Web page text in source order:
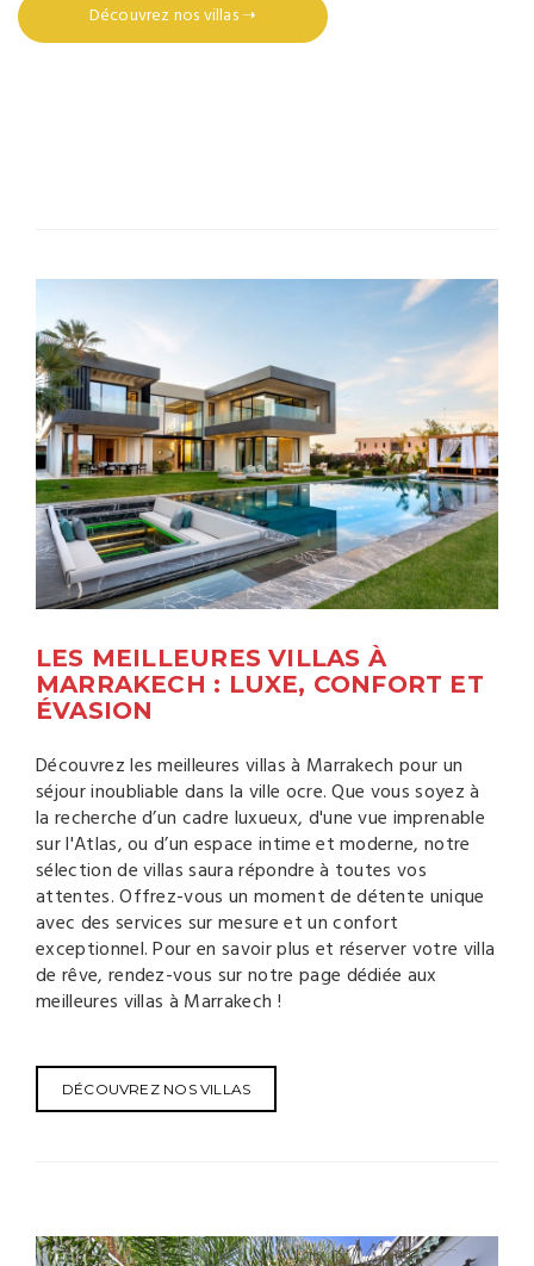
Découvrez nos villas ➝
LES MEILLEURES VILLAS À
MARRAKECH : LUXE, CONFORT ET
ÉVASION
Découvrez les meilleures villas à Marrakech pour un
séjour inoubliable dans la ville ocre. Que vous soyez à
la recherche d’un cadre luxueux, d'une vue imprenable
sur l'Atlas, ou d’un espace intime et moderne, notre
sélection de villas saura répondre à toutes vos
attentes. Offrez-vous un moment de détente unique
avec des services sur mesure et un confort
exceptionnel. Pour en savoir plus et réserver votre villa
de rêve, rendez-vous sur notre page dédiée aux
meilleures villas à Marrakech !
DÉCOUVREZ NOS VILLAS